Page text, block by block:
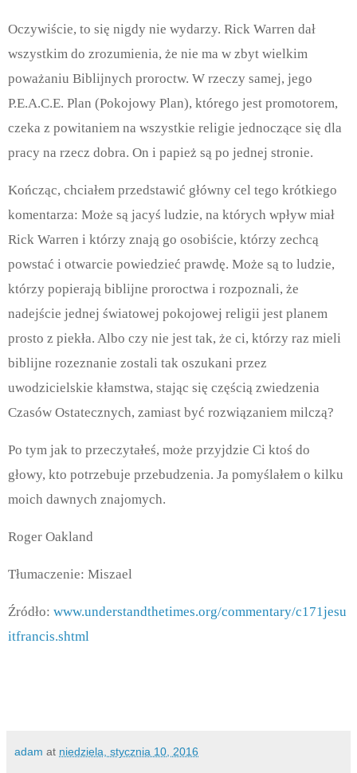
Oczywiście, to się nigdy nie wydarzy. Rick Warren dał
wszystkim do zrozumienia, że nie ma w zbyt wielkim
poważaniu Biblijnych proroctw. W rzeczy samej, jego
P.E.A.C.E. Plan (Pokojowy Plan), którego jest promotorem,
czeka z powitaniem na wszystkie religie jednoczące się dla
pracy na rzecz dobra. On i papież są po jednej stronie.
Kończąc, chciałem przedstawić główny cel tego krótkiego
komentarza: Może są jacyś ludzie, na których wpływ miał
Rick Warren i którzy znają go osobiście, którzy zechcą
powstać i otwarcie powiedzieć prawdę. Może są to ludzie,
którzy popierają biblijne proroctwa i rozpoznali, że
nadejście jednej światowej pokojowej religii jest planem
prosto z piekła. Albo czy nie jest tak, że ci, którzy raz mieli
biblijne rozeznanie zostali tak oszukani przez
uwodzicielskie kłamstwa, stając się częścią zwiedzenia
Czasów Ostatecznych, zamiast być rozwiązaniem milczą?
Po tym jak to przeczytałeś, może przyjdzie Ci ktoś do
głowy, kto potrzebuje przebudzenia. Ja pomyślałem o kilku
moich dawnych znajomych.
Roger Oakland
Tłumaczenie: Miszael
Źródło: www.understandthetimes.org/commentary/c171jesu
itfrancis.shtml
adam at niedziela, stycznia 10, 2016